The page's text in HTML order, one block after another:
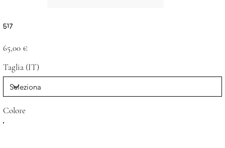
517
Prezzo
65,00 €
Taglia (IT)
Colore